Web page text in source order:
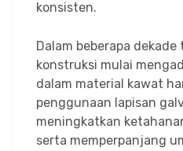
konsisten.
Dalam beberapa
konstruksi mulai
dalam material kawat
penggunaan lapisan
meningkatkan
serta memperpanjang